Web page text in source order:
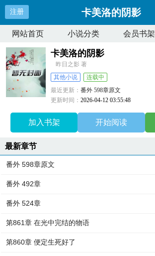
注册 卡美洛的阴影
网站首页 小说分类 会员书架
卡美洛的阴影
昨日之影 著
其他小说
连载中
最近更新：番外 598章原文
更新时间：2026-04-12 03:55:48
加入书架 开始阅读
最新章节
番外 598章原文
番外 492章
番外 524章
第861章 在光中完结的物语
第860章 便定生死好了